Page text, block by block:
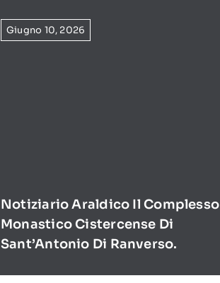
Giugno 10, 2026
Notiziario Araldico Il Complesso
Monastico Cistercense Di
Sant’Antonio Di Ranverso.